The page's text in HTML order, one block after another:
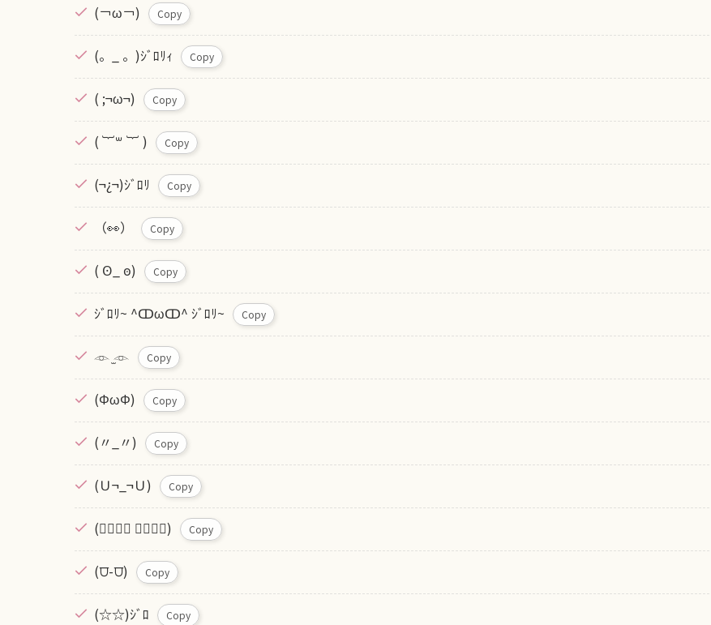
(￢ω￢) Copy
(。_ 。)ｼﾞﾛﾘｨ Copy
( ;¬ω¬) Copy
( ︸꒳ ︸ ) Copy
(¬¿¬)ｼﾞﾛﾘ Copy
（👀） Copy
( Ꙩ_ ꙩ) Copy
ｼﾞﾛﾘ~ ^ↀωↀ^ ｼﾞﾛﾘ~ Copy
𓁹 ̫𓁹 Copy
(ΦωΦ) Copy
(〃_〃) Copy
(Ｕ¬_¬Ｕ) Copy
(ↂ⃙⃙⃚‎ ↂ⃙⃙⃚) Copy
(⩌-⩌) Copy
(☆☆)ｼﾞﾛ Copy